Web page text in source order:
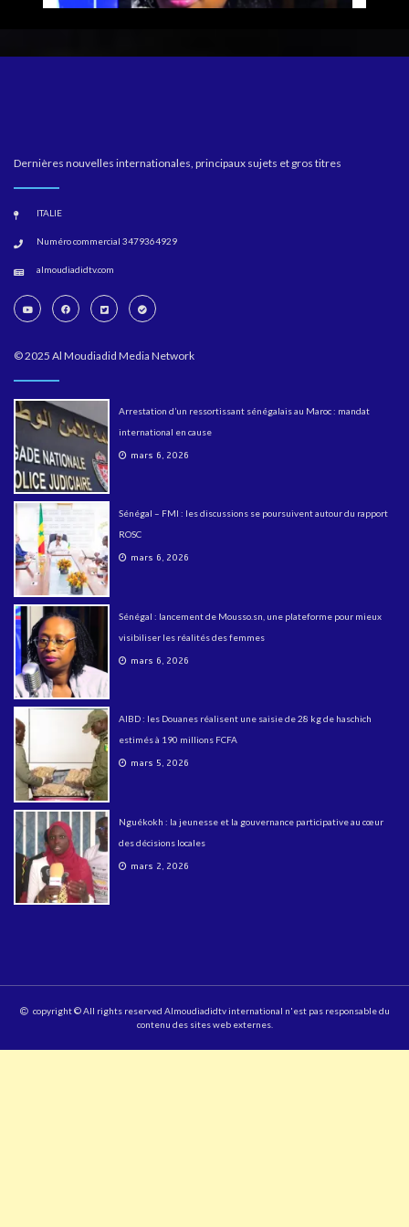
Dernières nouvelles internationales, principaux sujets et gros titres
ITALIE
Numéro commercial 3479364929
almoudiadidtv.com
© 2025 Al Moudiadid Media Network
Arrestation d’un ressortissant sénégalais au Maroc : mandat
international en cause
mars 6, 2026
Sénégal – FMI : les discussions se poursuivent autour du rapport
ROSC
mars 6, 2026
Sénégal : lancement de Mousso.sn, une plateforme pour mieux
visibiliser les réalités des femmes
mars 6, 2026
AIBD : les Douanes réalisent une saisie de 28 kg de haschich
estimés à 190 millions FCFA
mars 5, 2026
Nguékokh : la jeunesse et la gouvernance participative au cœur
des décisions locales
mars 2, 2026
copyright © All rights reserved Almoudiadidtv international n'est pas responsable du
contenu des sites web externes.